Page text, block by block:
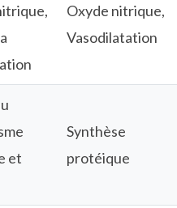
Oxyde nitrique,
Vasodilatation
et
Synthèse
protéique